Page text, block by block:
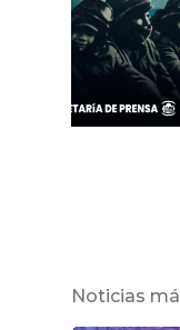
Noticias